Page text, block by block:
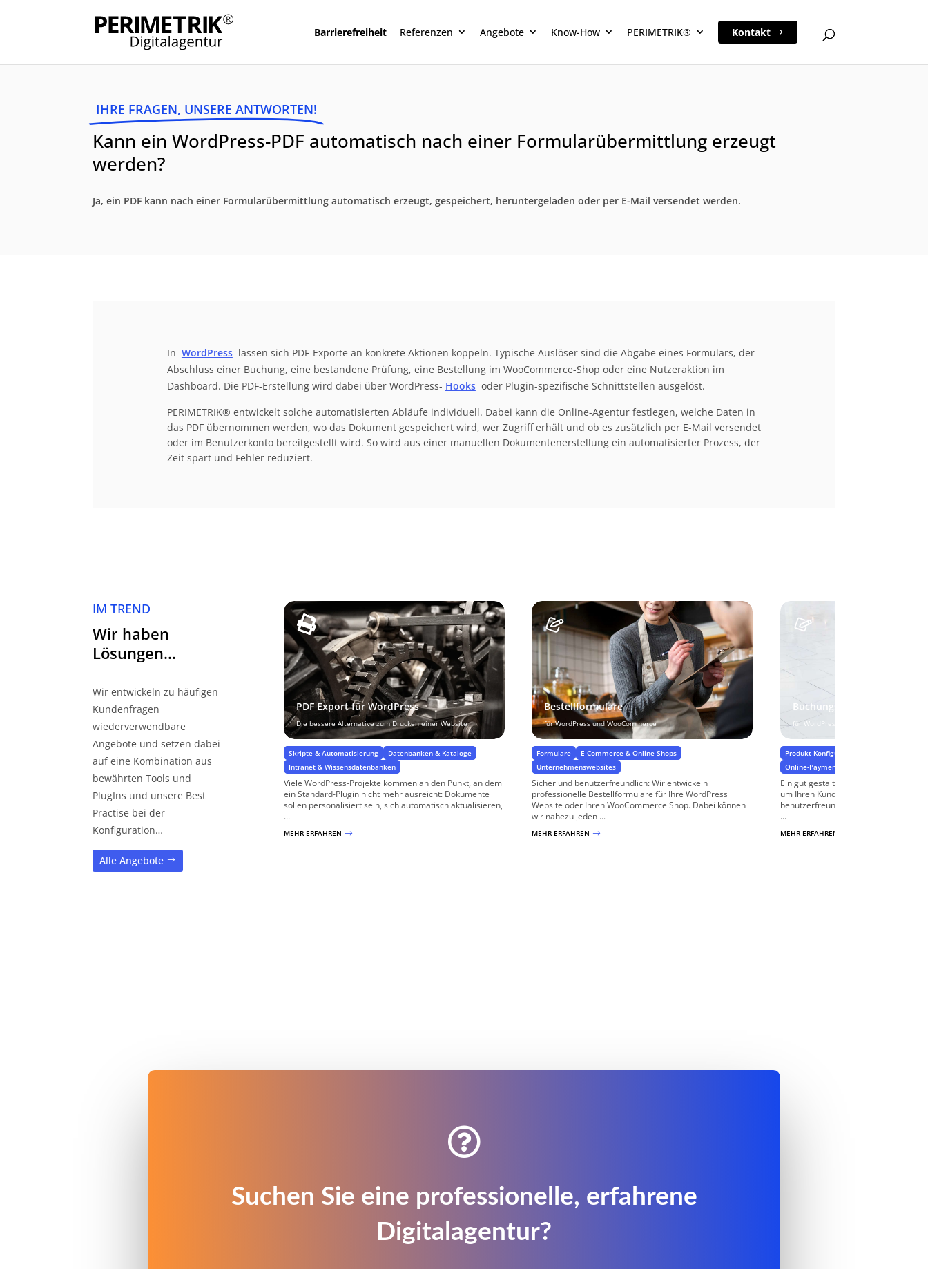
Barrierefreiheit Referenzen Angebote Know-How PERIMETRIK® Kontakt
IHRE FRAGEN, UNSERE ANTWORTEN!
Kann ein WordPress-PDF automatisch nach einer Formularübermittlung erzeugt
werden?
Ja, ein PDF kann nach einer Formularübermittlung automatisch erzeugt, gespeichert, heruntergeladen oder per E-Mail versendet werden.
In WordPress lassen sich PDF-Exporte an konkrete Aktionen koppeln. Typische Auslöser sind die Abgabe eines Formulars, der
Abschluss einer Buchung, eine bestandene Prüfung, eine Bestellung im WooCommerce-Shop oder eine Nutzeraktion im
Dashboard. Die PDF-Erstellung wird dabei über WordPress- Hooks oder Plugin-spezifische Schnittstellen ausgelöst.
PERIMETRIK® entwickelt solche automatisierten Abläufe individuell. Dabei kann die Online-Agentur festlegen, welche Daten in
das PDF übernommen werden, wo das Dokument gespeichert wird, wer Zugriff erhält und ob es zusätzlich per E-Mail versendet
oder im Benutzerkonto bereitgestellt wird. So wird aus einer manuellen Dokumentenerstellung ein automatisierter Prozess, der
Zeit spart und Fehler reduziert.
IM TREND
Wir haben
Lösungen…
Wir entwickeln zu häufigen
Kundenfragen
wiederverwendbare
Angebote und setzen dabei
auf eine Kombination aus
bewährten Tools und
PlugIns und unsere Best
Practise bei der
Konfiguration…
Alle Angebote
PDF Export für WordPress
Die bessere Alternative zum Drucken einer Website
Skripte & Automatisierung
Datenbanken & Kataloge
Intranet & Wissensdatenbanken
Viele WordPress-Projekte kommen an den Punkt, an dem
ein Standard-Plugin nicht mehr ausreicht: Dokumente
sollen personalisiert sein, sich automatisch aktualisieren,
...
MEHR ERFAHREN $
Bestellformulare
für WordPress und WooCommerce
Formulare
E-Commerce & Online-Shops
Unternehmenswebsites
Sicher und benutzerfreundlich: Wir entwickeln
professionelle Bestellformulare für Ihre WordPress
Website oder Ihren WooCommerce Shop. Dabei können
wir nahezu jeden ...
MEHR ERFAHREN $
Buchungsformulare
für WordPress
Produkt-Konfiguratoren & Bestellprozesse
Online-Payment & Zahlungsprozesse
Ein gut gestaltetes
um Ihren Kunden und Gästen eine
benutzerfreundliche Möglichkeit zur
...
MEHR ERFAHREN

Suchen Sie eine professionelle, erfahrene
Digitalagentur?